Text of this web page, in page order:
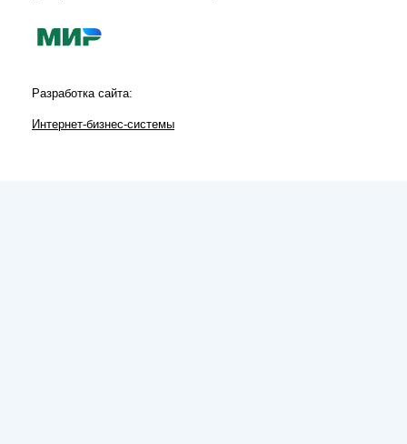
Разработка сайта:
Интернет-бизнес-системы